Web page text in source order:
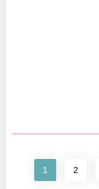
1 2